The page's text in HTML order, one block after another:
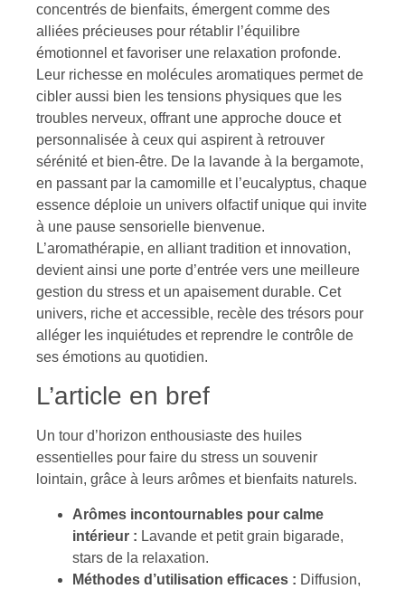
concentrés de bienfaits, émergent comme des
alliées précieuses pour rétablir l’équilibre
émotionnel et favoriser une relaxation profonde.
Leur richesse en molécules aromatiques permet de
cibler aussi bien les tensions physiques que les
troubles nerveux, offrant une approche douce et
personnalisée à ceux qui aspirent à retrouver
sérénité et bien-être. De la lavande à la bergamote,
en passant par la camomille et l’eucalyptus, chaque
essence déploie un univers olfactif unique qui invite
à une pause sensorielle bienvenue.
L’aromathérapie, en alliant tradition et innovation,
devient ainsi une porte d’entrée vers une meilleure
gestion du stress et un apaisement durable. Cet
univers, riche et accessible, recèle des trésors pour
alléger les inquiétudes et reprendre le contrôle de
ses émotions au quotidien.
L’article en bref
Un tour d’horizon enthousiaste des huiles
essentielles pour faire du stress un souvenir
lointain, grâce à leurs arômes et bienfaits naturels.
Arômes incontournables pour calme
intérieur : Lavande et petit grain bigarade,
stars de la relaxation.
Méthodes d’utilisation efficaces : Diffusion,